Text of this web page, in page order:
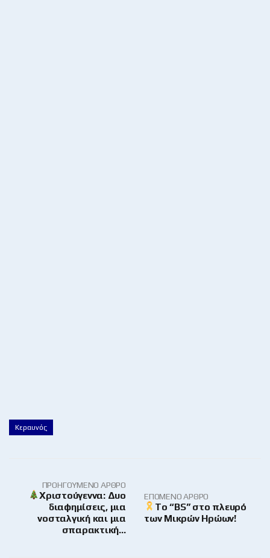
Κεραυνός
ΠΡΟΗΓΟΎΜΕΝΟ ΆΡΘΡΟ
Χριστούγεννα: Δυο
διαφημίσεις, μια
νοσταλγική και μια
σπαρακτική…
ΕΠΌΜΕΝΟ ΆΡΘΡΟ
To “BS” στο πλευρό
των Μικρών Ηρώων!